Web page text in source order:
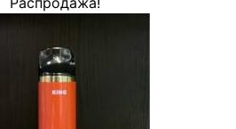
составляла
700,00 ₽.